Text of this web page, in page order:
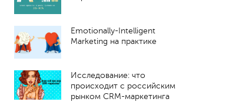
Emotionally-Intelligent
Marketing на практике
Исследование: что
происходит с российским
рынком CRM-маркетинга